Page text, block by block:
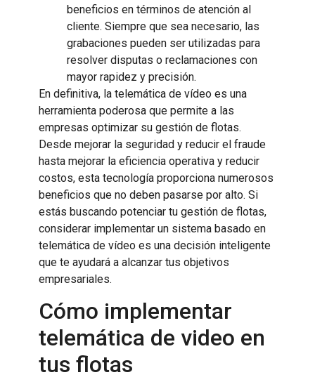
beneficios en términos de atención al
cliente. Siempre que sea necesario, las
grabaciones pueden ser utilizadas para
resolver disputas o reclamaciones con
mayor rapidez y precisión.
En definitiva, la telemática de vídeo es una
herramienta poderosa que permite a las
empresas optimizar su gestión de flotas.
Desde mejorar la seguridad y reducir el fraude
hasta mejorar la eficiencia operativa y reducir
costos, esta tecnología proporciona numerosos
beneficios que no deben pasarse por alto. Si
estás buscando potenciar tu gestión de flotas,
considerar implementar un sistema basado en
telemática de vídeo es una decisión inteligente
que te ayudará a alcanzar tus objetivos
empresariales.
Cómo implementar
telemática de video en
tus flotas